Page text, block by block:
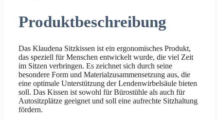
Produktbeschreibung
Das Klaudena Sitzkissen ist ein ergonomisches Produkt,
das speziell für Menschen entwickelt wurde, die viel Zeit
im Sitzen verbringen. Es zeichnet sich durch seine
besondere Form und Materialzusammensetzung aus, die
eine optimale Unterstützung der Lendenwirbelsäule bieten
soll. Das Kissen ist sowohl für Bürostühle als auch für
Autositzplätze geeignet und soll eine aufrechte Sitzhaltung
fördern.